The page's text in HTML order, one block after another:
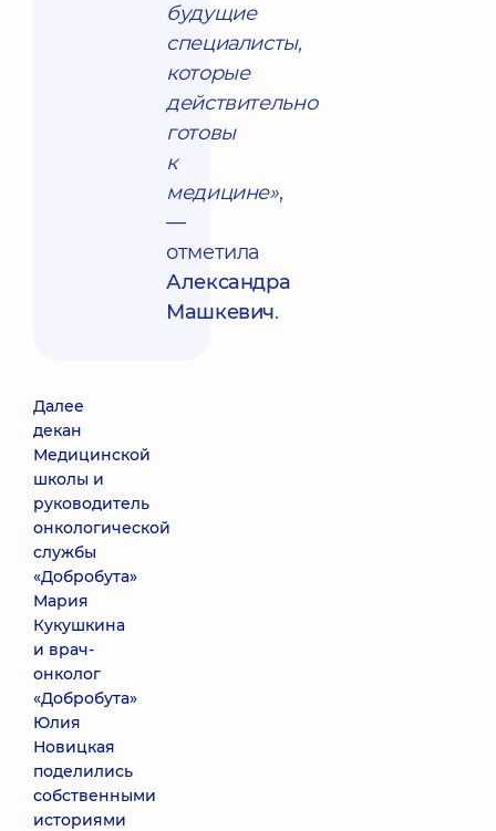
будущие
специалисты,
которые
действительно
готовы
к
медицине»,
—
отметила
Александра
Машкевич.
Далее
декан
Медицинской
школы и
руководитель
онкологической
службы
«Добробута»
Мария
Кукушкина
и врач-
онколог
«Добробута»
Юлия
Новицкая
поделились
собственными
историями